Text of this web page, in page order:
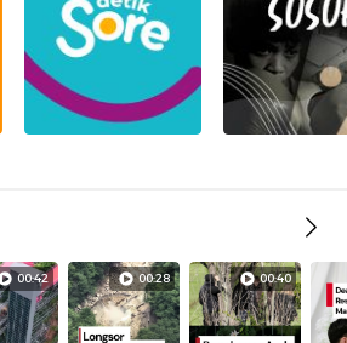
00:42 00:28 00:40